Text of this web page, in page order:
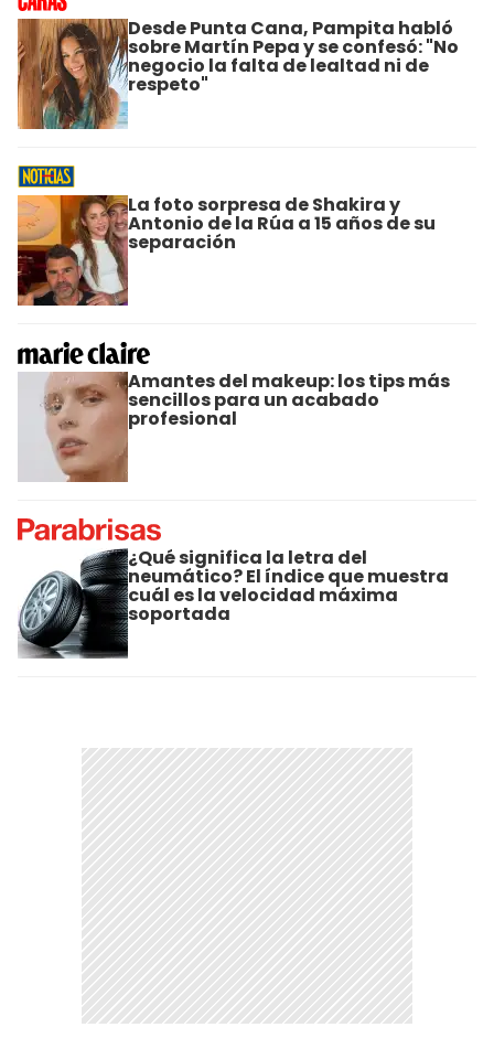
Desde Punta Cana, Pampita habló
sobre Martín Pepa y se confesó: "No
negocio la falta de lealtad ni de
respeto"
La foto sorpresa de Shakira y
Antonio de la Rúa a 15 años de su
separación
Amantes del makeup: los tips más
sencillos para un acabado
profesional
¿Qué significa la letra del
neumático? El índice que muestra
cuál es la velocidad máxima
soportada